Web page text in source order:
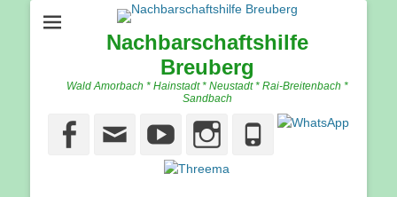
Nachbarschaftshilfe
Breuberg
Wald Amorbach * Hainstadt * Neustadt * Rai-Breitenbach *
Sandbach
Facebook
EmailYouTube
Instagram
Phone